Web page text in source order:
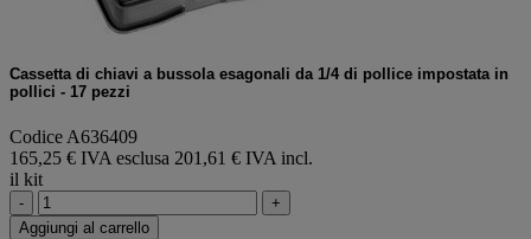
Cassetta di chiavi a bussola esagonali da 1/4 di pollice impostata in
pollici - 17 pezzi
Codice A636409
165,25 € IVA esclusa 201,61 € IVA incl.
il kit
-
+
Aggiungi al carrello